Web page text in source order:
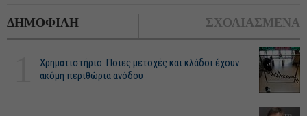
ΔΗΜΟΦΙΛΗ ΣΧΟΛΙΑΣΜΕΝΑ
Χρηματιστήριο: Ποιες μετοχές και κλάδοι έχουν
ακόμη περιθώρια ανόδου